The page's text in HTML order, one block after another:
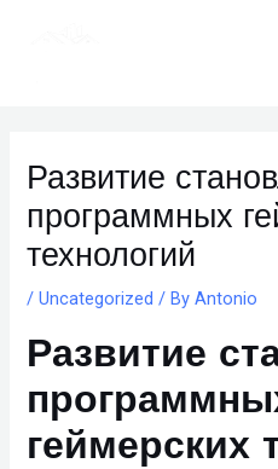
Развитие
программных
технологий
/Uncategorized / ByAntonio
Развитие
геймерских
made
accessibility
inclusion,
please